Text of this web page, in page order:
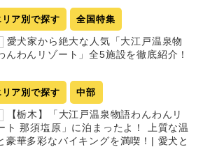
リア別で探す 全国特集
愛犬家から絶大な人気「大江戸温泉物
んわんリゾート」全5施設を徹底紹介！
リア別で探す 中部
【栃木】「大江戸温泉物語わんわんリ
ト 那須塩原」に泊まったよ！ 上質な温
豪華多彩なバイキングを満喫！| 愛犬と